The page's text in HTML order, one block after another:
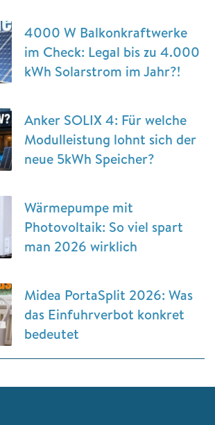
4000 W Balkonkraftwerke
im Check: Legal bis zu 4.000
kWh Solarstrom im Jahr?!
Anker SOLIX 4: Für welche
Modulleistung lohnt sich der
neue 5kWh Speicher?
Wärmepumpe mit
Photovoltaik: So viel spart
man 2026 wirklich
Midea PortaSplit 2026: Was
das Einfuhrverbot konkret
bedeutet